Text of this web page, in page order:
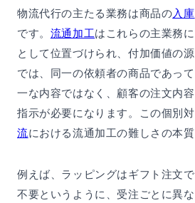
物流代行の主たる業務は商品の入庫
です。 流通加工はこれらの主業務
として位置づけられ、付加価値の
では、同一の依頼者の商品であっ
一な内容ではなく、顧客の注文内
指示が必要になります。この個別対
流における流通加工の難しさの本質
例えば、ラッピングはギフト注文
不要というように、受注ごとに異